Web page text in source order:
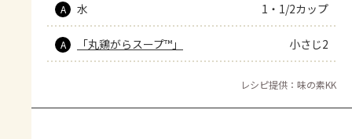
A 水 1・1/2カップ
A 「丸鶏がらスープ™」 小さじ2
レシピ提供：味の素KK